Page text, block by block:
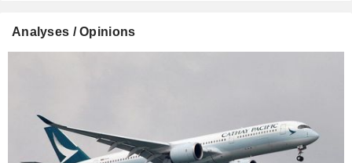
Analyses / Opinions